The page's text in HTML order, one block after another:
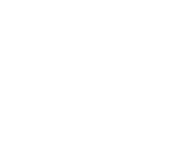
- se boligerne her.